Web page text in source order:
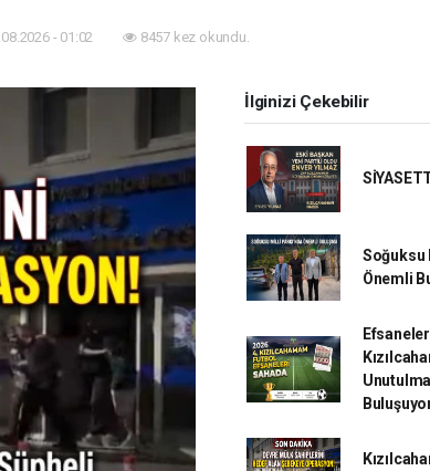
- 01:02 8457 kez okundu.
İlginizi Çekebilir
Soğuksu
Önemli